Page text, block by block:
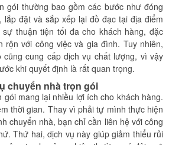
gói thường bao gồm các bước như đóng
lắp đặt và sắp xếp lại đồ đạc tại địa điểm
thuận tiện tối đa cho khách hàng, đặc
rộn với công việc và gia đình. Tuy nhiên,
cũng cung cấp dịch vụ chất lượng, vì vậy
khi quyết định là rất quan trọng.
chuyển nhà trọn gói
gói mang lại nhiều lợi ích cho khách hàng.
thời gian. Thay vì phải tự mình thực hiện
chuyển nhà, bạn chỉ cần liên hệ với công
Thứ hai, dịch vụ này giúp giảm thiểu rủi